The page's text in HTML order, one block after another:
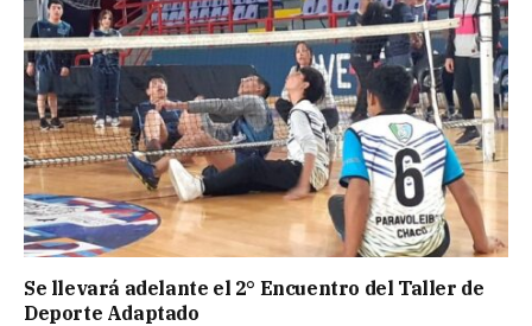
Se llevará adelante el 2° Encuentro del Taller de
Deporte Adaptado